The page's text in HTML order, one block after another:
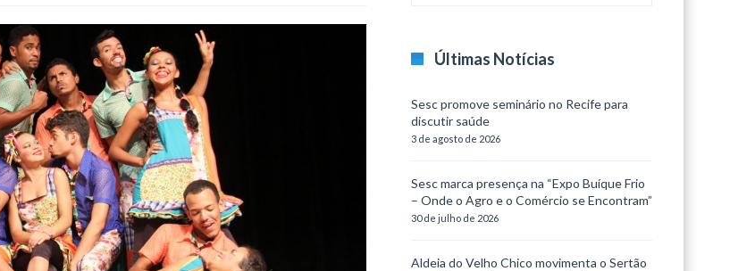
Últimas Notícias
Sesc promove seminário no Recife para
discutir saúde
3 de agosto de 2026
Sesc marca presença na “Expo Buíque Frio
– Onde o Agro e o Comércio se Encontram”
30 de julho de 2026
Aldeia do Velho Chico movimenta o Sertão